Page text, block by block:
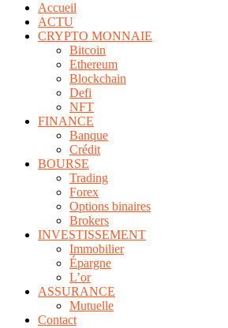
Accueil
ACTU
CRYPTO MONNAIE
Bitcoin
Ethereum
Blockchain
Defi
NFT
FINANCE
Banque
Crédit
BOURSE
Trading
Forex
Options binaires
Brokers
INVESTISSEMENT
Immobilier
Épargne
L’or
ASSURANCE
Mutuelle
Contact